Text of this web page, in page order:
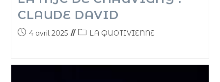
CLAUDE DAVID
4 avril 2025 LA QUOTIVIENNE